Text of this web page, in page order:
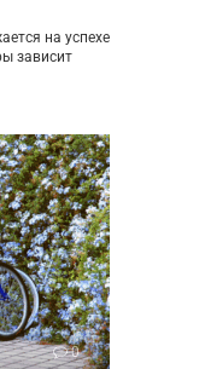
на успехе
зависит
0